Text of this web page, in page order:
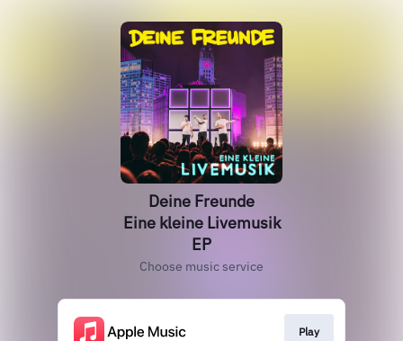
Deine Freunde
Eine kleine Livemusik
EP
Choose music service
Play